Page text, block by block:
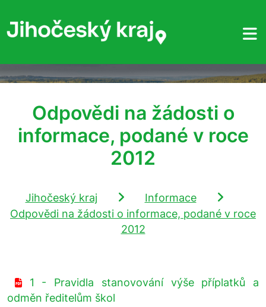
Odpovědi na žádosti o
informace, podané v roce
2012
Jihočeský kraj
Informace
Odpovědi na žádosti o informace, podané v roce
2012
1 - Pravidla stanovování výše příplatků a
odměn ředitelům škol